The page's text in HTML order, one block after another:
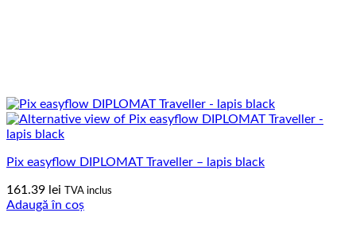
Pix easyflow DIPLOMAT Traveller – lapis black
161.39 lei TVA inclus
Adaugă în coș